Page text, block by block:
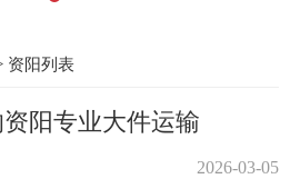
资阳列表
阳专业大件运输
2026-03-05